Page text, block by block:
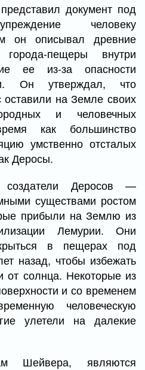
документ под
человеку
он описывал древние
пещеры внутри
ее из-за опасности
Он утверждал, что
оставили на Земле своих
и человечных
как большинство
умственно отсталых
Деросы.
создатели Деросов —
существами ростом
прибыли на Землю из
Лемурии. Они
в пещерах под
назад, чтобы избежать
от солнца. Некоторые из
и со временем
человеческую
улетели на далекие
Шейвера, являются